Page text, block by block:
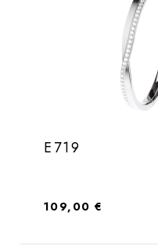
E719
Regulärer Preis:
109,00 €